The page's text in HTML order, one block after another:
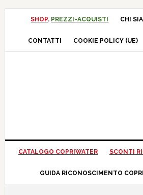
Skip
navigation
Skip
Skip
Skip
SHOP. PREZZI-ACQUISTI CHI
CONTATTI COOKIE POLICY (UE)
CATALOGO COPRIWATER SCONTI
GUIDA RICONOSCIMENTO